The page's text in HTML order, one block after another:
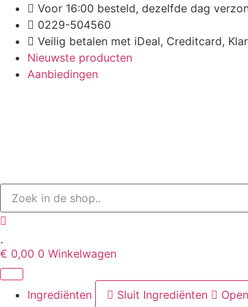
naar
inhoud
Voor 16:00 besteld, dezelfde dag
0229-504560
Veilig betalen met iDeal, Creditcard,
Nieuwste producten
Aanbiedingen
€ 0,00 0 Winkelwagen
Ingrediënten Sluit Ingrediënten